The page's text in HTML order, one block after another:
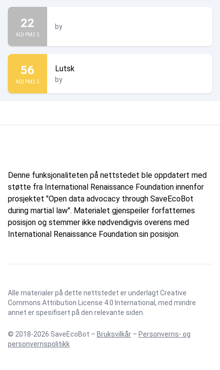
22
AQI PM2.5
by
56
AQI PM2.5
Lutsk
by
Denne funksjonaliteten på nettstedet ble oppdatert med
støtte fra International Renaissance Foundation innenfor
prosjektet "Open data advocacy through SaveEcoBot
during martial law". Materialet gjenspeiler forfatternes
posisjon og stemmer ikke nødvendigvis overens med
International Renaissance Foundation sin posisjon.
Alle materialer på dette nettstedet er underlagt Creative
Commons Attribution License 4.0 International , med mindre
annet er spesifisert på den relevante siden.
© 2018-2026 SaveEcoBot – Bruksvilkår – Personverns- og
personvernspolitikk